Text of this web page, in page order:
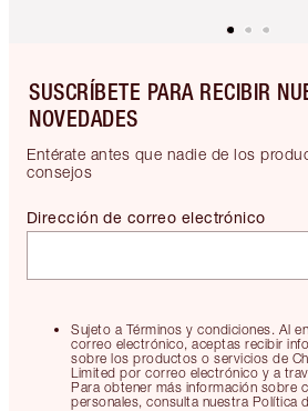
SUSCRÍBETE PARA RECIBIR
NOVEDADES
Entérate antes que nadie de los
consejos
Sujeto a Términos y condiciones. Al
correo electrónico, aceptas recibir
sobre los productos o servicios de
Limited por correo electrónico y a
Para obtener más información sobre
personales, consulta nuestra Política
Dirección de correo electrónico